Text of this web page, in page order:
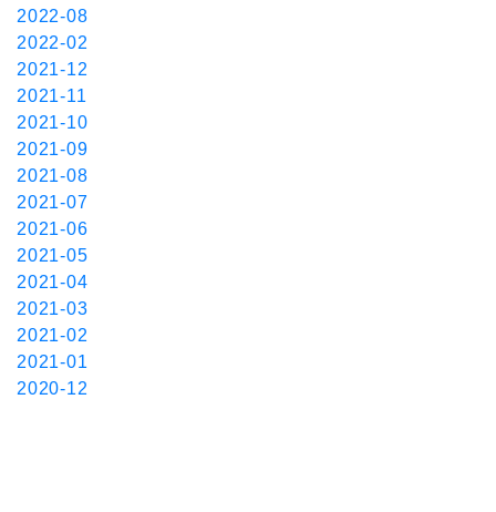
2022-08
2022-02
2021-12
2021-11
2021-10
2021-09
2021-08
2021-07
2021-06
2021-05
2021-04
2021-03
2021-02
2021-01
2020-12